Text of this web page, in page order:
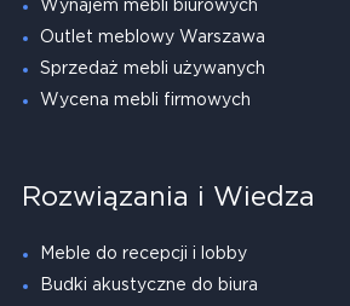
Wynajem mebli biurowych
Outlet meblowy Warszawa
Sprzedaż mebli używanych
Wycena mebli firmowych
Rozwiązania i Wiedza
Meble do recepcji i lobby
Budki akustyczne do biura